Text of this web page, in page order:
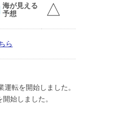
海が見える
予想
△
ら
転を開始しました。
始しました。